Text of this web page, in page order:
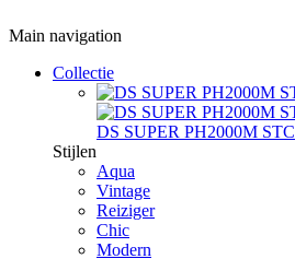
Main navigation
Collectie
DS SUPER PH2000M STC
Stijlen
Aqua
Vintage
Reiziger
Chic
Modern